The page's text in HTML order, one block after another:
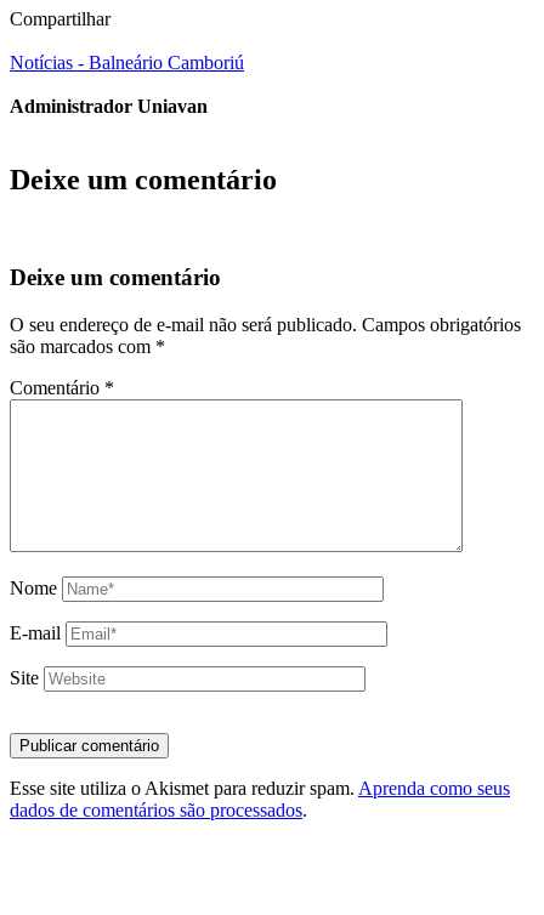
Compartilhar
Notícias - Balneário Camboriú
Administrador Uniavan
Deixe um comentário
Deixe um comentário
O seu endereço de e-mail não será publicado. Campos obrigatórios
são marcados com *
Comentário *
Nome
E-mail
Site
Esse site utiliza o Akismet para reduzir spam. Aprenda como seus
dados de comentários são processados.